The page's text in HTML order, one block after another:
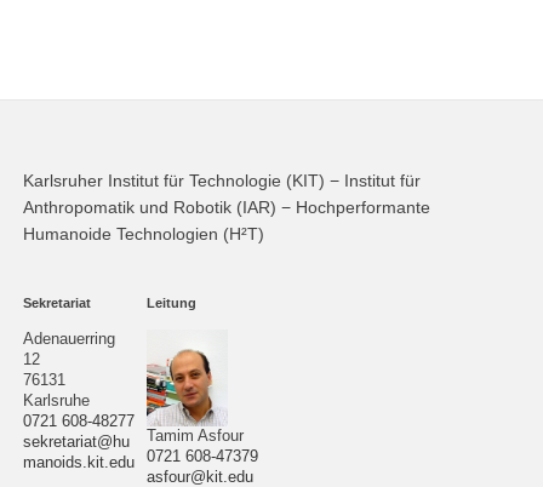
Karlsruher Institut für Technologie (KIT) − Institut für
Anthropomatik und Robotik (IAR) − Hochperformante
Humanoide Technologien (H²T)
Sekretariat
Adenauerring
12
76131
Karlsruhe
0721 608-48277
sekretariat@hu
manoids.kit.edu
Leitung
Tamim Asfour
0721 608-47379
asfour@kit.edu